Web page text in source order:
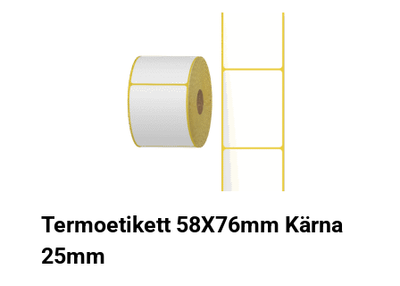
Termoetikett 58X76mm Kärna
25mm